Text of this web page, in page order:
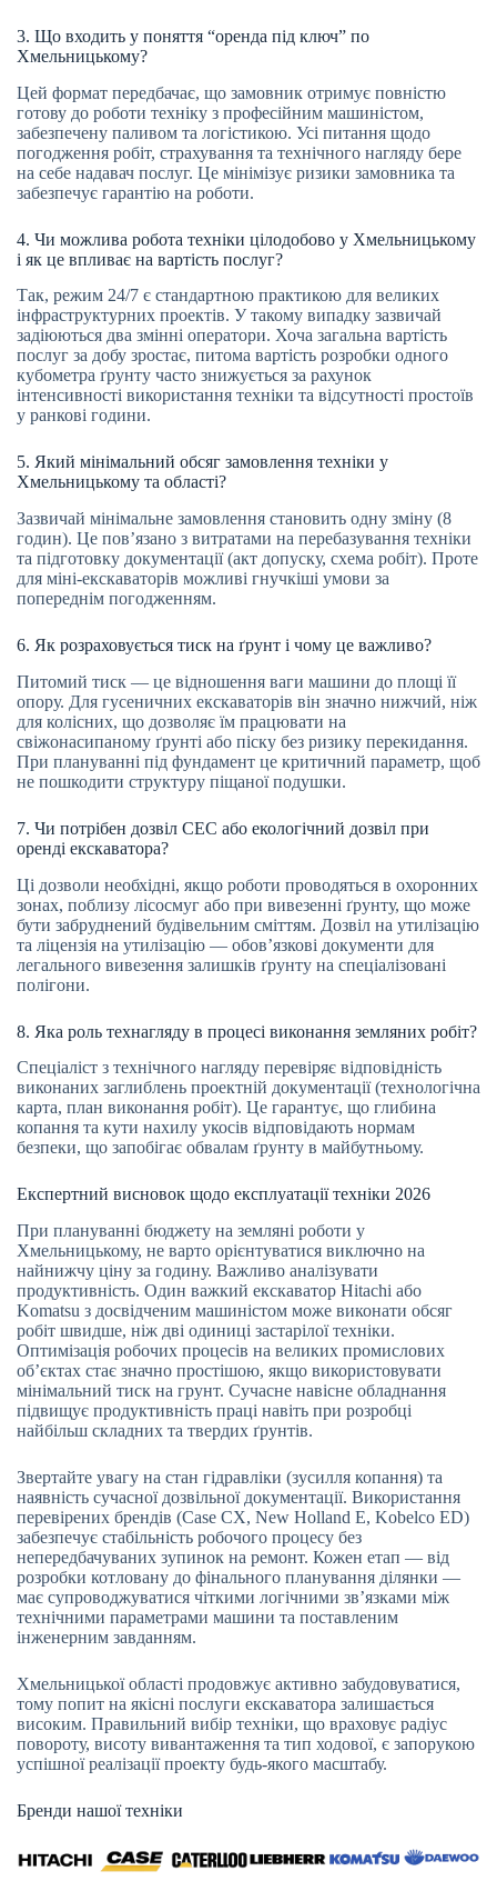
3. Що входить у поняття “оренда під ключ” по
Хмельницькому?
Цей формат передбачає, що замовник отримує повністю
готову до роботи техніку з професійним машиністом,
забезпечену паливом та логістикою. Усі питання щодо
погодження робіт, страхування та технічного нагляду бере
на себе надавач послуг. Це мінімізує ризики замовника та
забезпечує гарантію на роботи.
4. Чи можлива робота техніки цілодобово у Хмельницькому
і як це впливає на вартість послуг?
Так, режим 24/7 є стандартною практикою для великих
інфраструктурних проектів. У такому випадку зазвичай
задіюються два змінні оператори. Хоча загальна вартість
послуг за добу зростає, питома вартість розробки одного
кубометра ґрунту часто знижується за рахунок
інтенсивності використання техніки та відсутності простоїв
у ранкові години.
5. Який мінімальний обсяг замовлення техніки у
Хмельницькому та області?
Зазвичай мінімальне замовлення становить одну зміну (8
годин). Це пов’язано з витратами на перебазування техніки
та підготовку документації (акт допуску, схема робіт). Проте
для міні-екскаваторів можливі гнучкіші умови за
попереднім погодженням.
6. Як розраховується тиск на ґрунт і чому це важливо?
Питомий тиск — це відношення ваги машини до площі її
опору. Для гусеничних екскаваторів він значно нижчий, ніж
для колісних, що дозволяє їм працювати на
свіжонасипаному ґрунті або піску без ризику перекидання.
При плануванні під фундамент це критичний параметр, щоб
не пошкодити структуру піщаної подушки.
7. Чи потрібен дозвіл СЕС або екологічний дозвіл при
оренді екскаватора?
Ці дозволи необхідні, якщо роботи проводяться в охоронних
зонах, поблизу лісосмуг або при вивезенні ґрунту, що може
бути забруднений будівельним сміттям. Дозвіл на утилізацію
та ліцензія на утилізацію — обов’язкові документи для
легального вивезення залишків ґрунту на спеціалізовані
полігони.
8. Яка роль технагляду в процесі виконання земляних робіт?
Спеціаліст з технічного нагляду перевіряє відповідність
виконаних заглиблень проектній документації (технологічна
карта, план виконання робіт). Це гарантує, що глибина
копання та кути нахилу укосів відповідають нормам
безпеки, що запобігає обвалам ґрунту в майбутньому.
Експертний висновок щодо експлуатації техніки 2026
При плануванні бюджету на земляні роботи у
Хмельницькому, не варто орієнтуватися виключно на
найнижчу ціну за годину. Важливо аналізувати
продуктивність. Один важкий екскаватор Hitachi або
Komatsu з досвідченим машиністом може виконати обсяг
робіт швидше, ніж дві одиниці застарілої техніки.
Оптимізація робочих процесів на великих промислових
об’єктах стає значно простішою, якщо використовувати
мінімальний тиск на грунт. Сучасне навісне обладнання
підвищує продуктивність праці навіть при розробці
найбільш складних та твердих ґрунтів.
Звертайте увагу на стан гідравліки (зусилля копання) та
наявність сучасної дозвільної документації. Використання
перевірених брендів (Case CX, New Holland E, Kobelco ED)
забезпечує стабільність робочого процесу без
непередбачуваних зупинок на ремонт. Кожен етап — від
розробки котловану до фінального планування ділянки —
має супроводжуватися чіткими логічними зв’язками між
технічними параметрами машини та поставленим
інженерним завданням.
Хмельницької області продовжує активно забудовуватися,
тому попит на якісні послуги екскаватора залишається
високим. Правильний вибір техніки, що враховує радіус
повороту, висоту вивантаження та тип ходової, є запорукою
успішної реалізації проекту будь-якого масштабу.
Бренди нашої техніки